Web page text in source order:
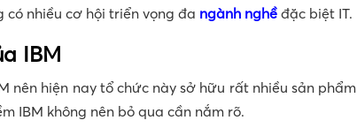
có nhiều cơ hội triển vọng đa ngành nghề đặc biệt IT.
IBM
nên hiện nay tổ chức này sở hữu rất nhiều sản phẩm
IBM không nên bỏ qua cần nắm rõ.